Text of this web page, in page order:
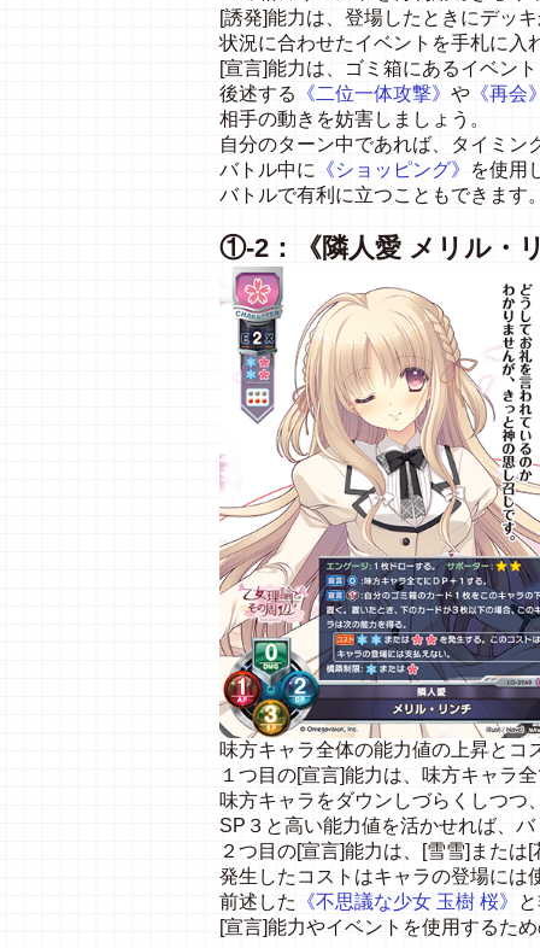
[誘発]能力は、登場したときにデッ
状況に合わせたイベントを手札に入
[宣言]能力は、ゴミ箱にあるイベン
後述する
《二位一体攻撃》 や 《再会
相手の動きを妨害しましょう。
自分のターン中であれば、タイミン
バトル中に
《ショッピング》
を使用
バトルで有利に立つこともできます
①-2：《隣人愛 メリル・
味方キャラ全体の能力値の上昇とコ
１つ目の[宣言]能力は、味方キャラ
味方キャラをダウンしづらくしつつ
SP３と高い能力値を活かせれば、
２つ目の[宣言]能力は、[雪雪]または
発生したコストはキャラの登場には
前述した
《不思議な少女 玉樹 桜》
[宣言]能力やイベントを使用するた